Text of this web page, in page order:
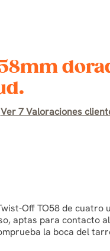
58mm
Ver 7 Valoraciones
Off TO58 de cuatro
aptas para contacto
la boca del